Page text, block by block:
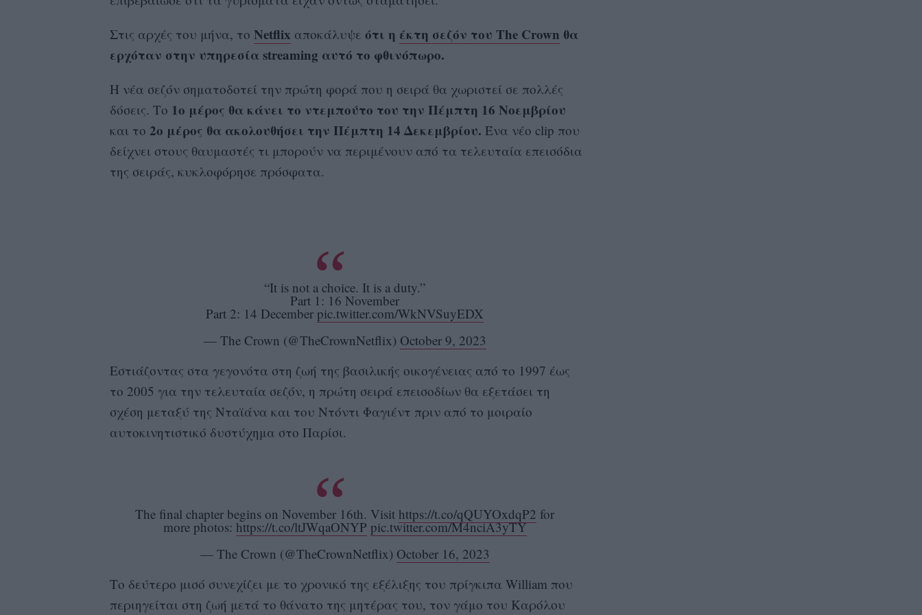
Στις αρχές του μήνα, το Netflix αποκάλυψε ότι η έκτη σεζόν του The Crown θα
ερχόταν στην υπηρεσία streaming αυτό το φθινόπωρο.
Η νέα σεζόν σηματοδοτεί την πρώτη φορά που η σειρά θα χωριστεί σε πολλές
δόσεις. Το 1ο μέρος θα κάνει το ντεμπούτο του την Πέμπτη 16 Νοεμβρίου
και το 2ο μέρος θα ακολουθήσει την Πέμπτη 14 Δεκεμβρίου. Ένα νέο clip που
δείχνει στους θαυμαστές τι μπορούν να περιμένουν από τα τελευταία επεισόδια
της σειράς, κυκλοφόρησε πρόσφατα.
“It is not a choice. It is a duty.”
Part 1: 16 November
Part 2: 14 December pic.twitter.com/WkNVSuyEDX
— The Crown (@TheCrownNetflix) October 9, 2023
Εστιάζοντας στα γεγονότα στη ζωή της βασιλικής οικογένειας από το 1997 έως
το 2005 για την τελευταία σεζόν, η πρώτη σειρά επεισοδίων θα εξετάσει τη
σχέση μεταξύ της Νταϊάνα και του Ντόντι Φαγιέντ πριν από το μοιραίο
αυτοκινητιστικό δυστύχημα στο Παρίσι.
The final chapter begins on November 16th. Visit https://t.co/qQUYOxdqP2 for
more photos: https://t.co/ltJWqaONYP pic.twitter.com/M4nciA3yTY
— The Crown (@TheCrownNetflix) October 16, 2023
Το δεύτερο μισό συνεχίζει με το χρονικό της εξέλιξης του πρίγκιπα William που
περιηγείται στη ζωή μετά το θάνατο της μητέρας του, τον γάμο του Καρόλου